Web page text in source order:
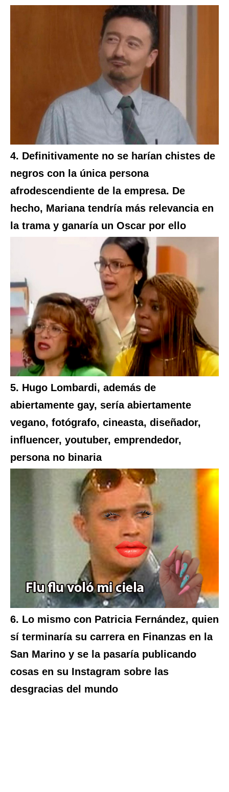
4. Definitivamente no se harían chistes de
negros con la única persona
afrodescendiente de la empresa. De
hecho, Mariana tendría más relevancia en
la trama y ganaría un Oscar por ello
5. Hugo Lombardi, además de
abiertamente gay, sería abiertamente
vegano, fotógrafo, cineasta, diseñador,
influencer, youtuber, emprendedor,
persona no binaria
6. Lo mismo con Patricia Fernández, quien
sí terminaría su carrera en Finanzas en la
San Marino y se la pasaría publicando
cosas en su Instagram sobre las
desgracias del mundo